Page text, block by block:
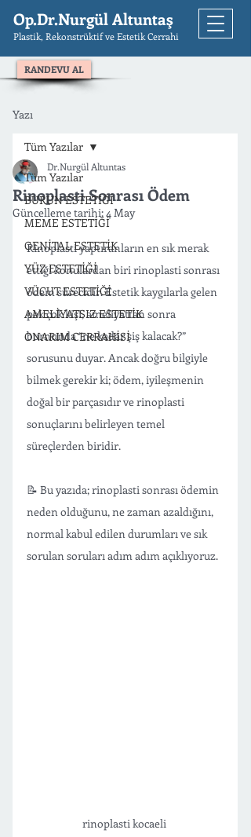
Op.Dr.Nurgül Altuntaş
Plastik, Rekonstrüktif ve Estetik Cerrahi
RANDEVU AL
Yazı
Tüm Yazılar
BURUN ESTETİĞİ
MEME ESTETİĞİ
GENİTAL ESTETİK
YÜZ ESTETİĞİ
VÜCUT ESTETİĞİ
AMELİYATSIZ ESTETİK
ONARIM CERRAHİSİ
Tüm Yazılar
Rinoplasti Sonrası Ödem
Dr.Nurgül Altuntas
Güncelleme tarihi:4 May
Rinoplasti yaptıranların en sık merak
ettiği konulardan biri rinoplasti sonrası
ödem sürecidir. Estetik kaygılarla gelen
pek çok kişi, ameliyattan sonra
burnunda “ne kadar şiş kalacak?”
sorusunu duyar. Ancak doğru bilgiyle
bilmek gerekir ki; ödem, iyileşmenin
doğal bir parçasıdır ve rinoplasti
sonuçlarını belirleyen temel
süreçlerden biridir.
📝 Bu yazıda; rinoplasti sonrası ödemin
neden olduğunu, ne zaman azaldığını,
normal kabul edilen durumları ve sık
sorulan soruları adım adım açıklıyoruz.
rinoplasti kocaeli